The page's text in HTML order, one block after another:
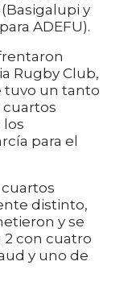
y
ADEFU).
Rugby Club,
tuvo un tanto
cuartos
los
para el
distinto,
y se
2 con cuatro
y uno de